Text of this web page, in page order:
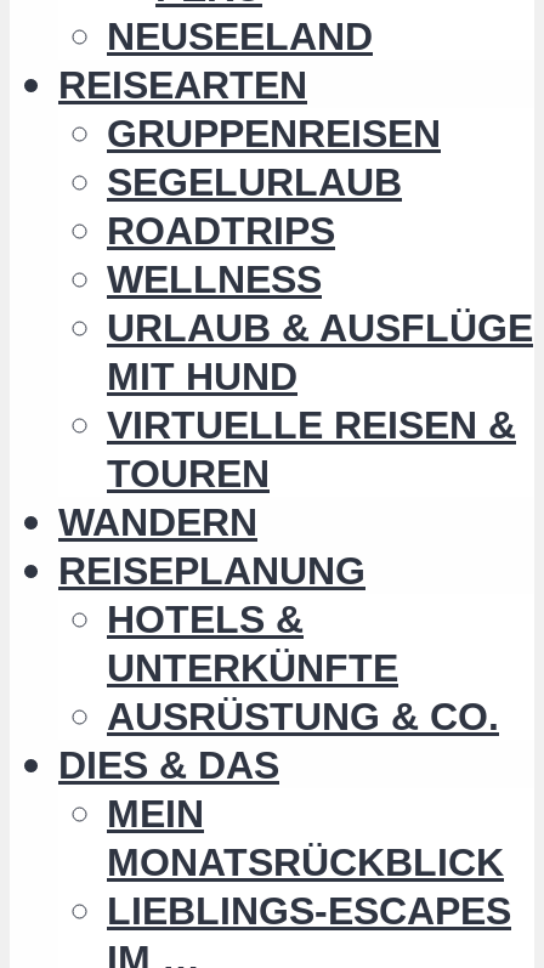
NEUSEELAND
REISEARTEN
GRUPPENREISEN
SEGELURLAUB
ROADTRIPS
WELLNESS
URLAUB & AUSFLÜGE
MIT HUND
VIRTUELLE REISEN &
TOUREN
WANDERN
REISEPLANUNG
HOTELS &
UNTERKÜNFTE
AUSRÜSTUNG & CO.
DIES & DAS
MEIN
MONATSRÜCKBLICK
LIEBLINGS-ESCAPES